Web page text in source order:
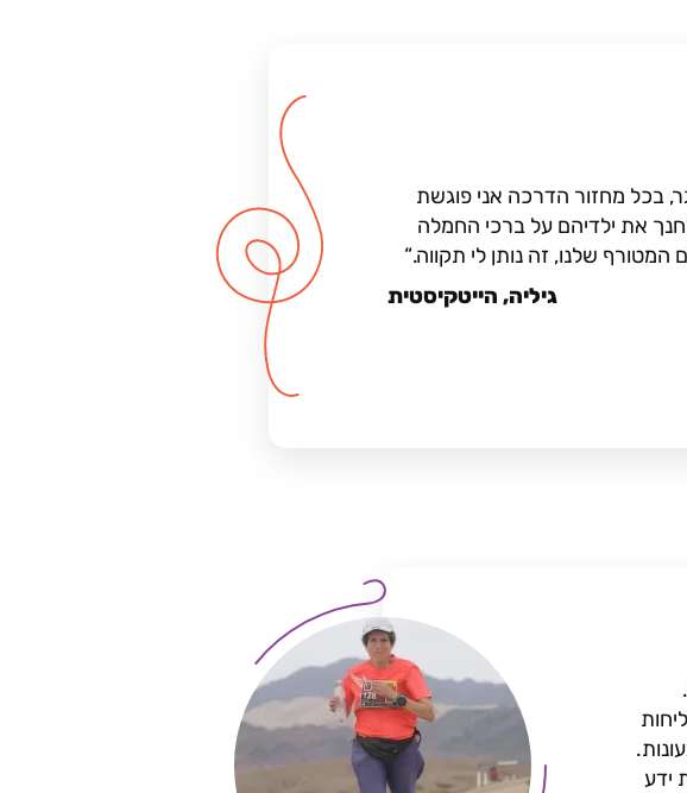
בכל מחזור הדרכה אני פוגשת
את ילדיהם על ברכי החמלה
המטורף שלנו, זה נותן לי תקווה.
גיליה, הייטקיסטית
ידע